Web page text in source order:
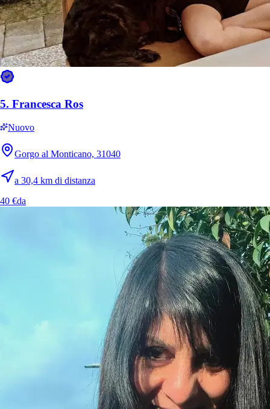
e dalle date. Calcolato sul prezzo tipico a Treviso; ogni pet sitter
stabilisce la propria tariffa. Include la commissione di servizio e la
garanzia Sittsy.
Chi accettano
% di pet sitter per questo servizio a Treviso
Gatti
28%
Cani di piccola taglia
28%
Cani di taglia media
28%
14%
Altri animali domestici
28%
Perché Sittsy ti dà tranquillità
Per gli animali con ansia da
separazione, Sittsy mantiene la loro routine, il loro ambiente e un
limite di tempo da soli che decidi tu.
Un’attenzione davvero esclusiva
Se il sitter ospita solo una famiglia alla volta, Sittsy blocca
automaticamente quelle date così nessun altro può prenotarlo. Il tuo
pet non condivide il suo sitter.
5. Francesca Ros
Nuovo
Gorgo al Monticano, 31040
a 30,4 km di distanza
40 €da